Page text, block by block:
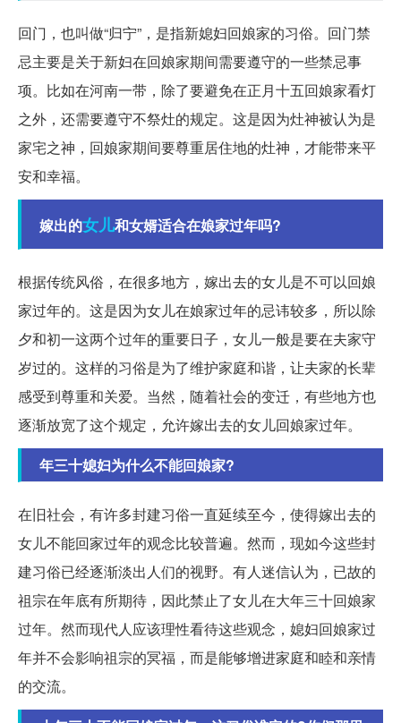
回门，也叫做“归宁”，是指新媳妇回娘家的习俗。回门禁
忌主要是关于新妇在回娘家期间需要遵守的一些禁忌事
项。比如在河南一带，除了要避免在正月十五回娘家看灯
之外，还需要遵守不祭灶的规定。这是因为灶神被认为是
家宅之神，回娘家期间要尊重居住地的灶神，才能带来平
安和幸福。
嫁出的女儿和女婿适合在娘家过年吗?
根据传统风俗，在很多地方，嫁出去的女儿是不可以回娘
家过年的。这是因为女儿在娘家过年的忌讳较多，所以除
夕和初一这两个过年的重要日子，女儿一般是要在夫家守
岁过的。这样的习俗是为了维护家庭和谐，让夫家的长辈
感受到尊重和关爱。当然，随着社会的变迁，有些地方也
逐渐放宽了这个规定，允许嫁出去的女儿回娘家过年。
年三十媳妇为什么不能回娘家?
在旧社会，有许多封建习俗一直延续至今，使得嫁出去的
女儿不能回家过年的观念比较普遍。然而，现如今这些封
建习俗已经逐渐淡出人们的视野。有人迷信认为，已故的
祖宗在年底有所期待，因此禁止了女儿在大年三十回娘家
过年。然而现代人应该理性看待这些观念，媳妇回娘家过
年并不会影响祖宗的冥福，而是能够增进家庭和睦和亲情
的交流。